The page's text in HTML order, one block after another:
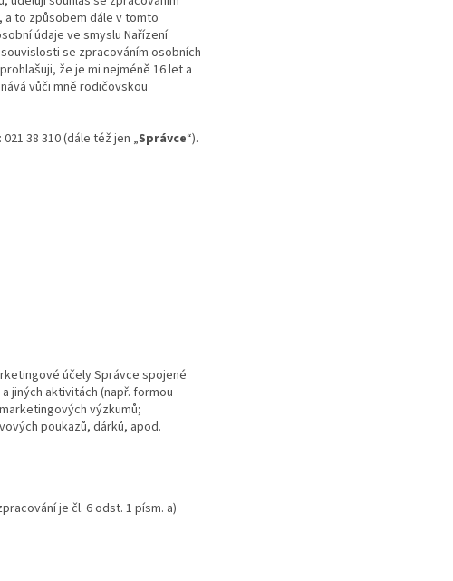
to způsobem dále v tomto
údaje ve smyslu Nařízení
se zpracováním osobních
že je mi nejméně 16 let a
vůči mně rodičovskou
38 310 (dále též jen „Správce“).
účely Správce spojené
jiných aktivitách (např. formou
výzkumů;
poukazů, dárků, apod.
je čl. 6 odst. 1 písm. a)